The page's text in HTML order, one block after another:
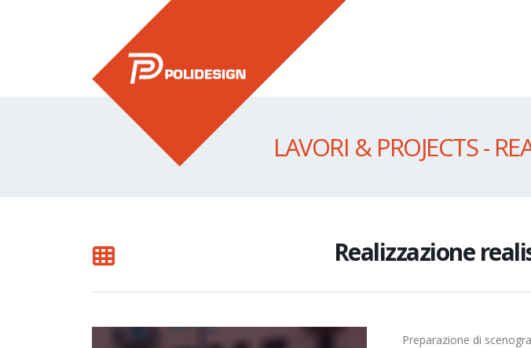
LAVORI & PROJECTS -
Realizzazione
Preparazione di